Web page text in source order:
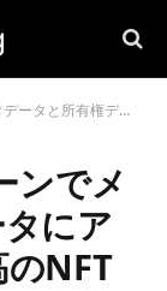
ための最高のNFT APIは何ですか？
ンでメ
にア
NFT